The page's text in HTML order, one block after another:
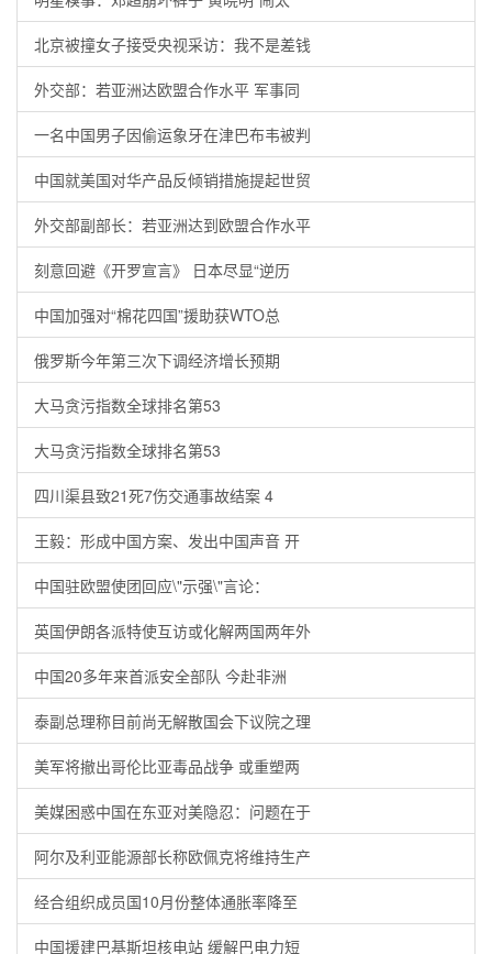
北京被撞女子接受央视采访：我不是差钱
外交部：若亚洲达欧盟合作水平 军事同
一名中国男子因偷运象牙在津巴布韦被判
中国就美国对华产品反倾销措施提起世贸
外交部副部长：若亚洲达到欧盟合作水平
刻意回避《开罗宣言》 日本尽显“逆历
中国加强对“棉花四国”援助获WTO总
俄罗斯今年第三次下调经济增长预期
大马贪污指数全球排名第53
大马贪污指数全球排名第53
四川渠县致21死7伤交通事故结案 4
王毅：形成中国方案、发出中国声音 开
中国驻欧盟使团回应\"示强\"言论：
英国伊朗各派特使互访或化解两国两年外
中国20多年来首派安全部队 今赴非洲
泰副总理称目前尚无解散国会下议院之理
美军将撤出哥伦比亚毒品战争 或重塑两
美媒困惑中国在东亚对美隐忍：问题在于
阿尔及利亚能源部长称欧佩克将维持生产
经合组织成员国10月份整体通胀率降至
中国援建巴基斯坦核电站 缓解巴电力短